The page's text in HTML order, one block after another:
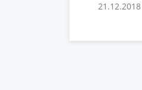
21.12.2018